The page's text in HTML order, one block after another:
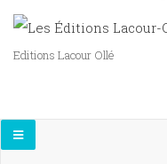
Editions Lacour Ollé